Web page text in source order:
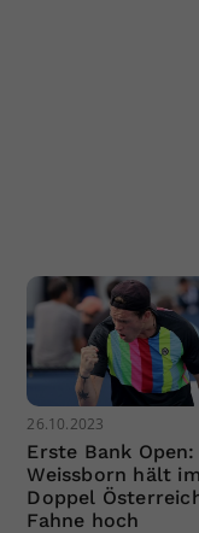
26.10.2023
Erste Bank Open:
Weissborn hält im
Doppel
Fahne hoch